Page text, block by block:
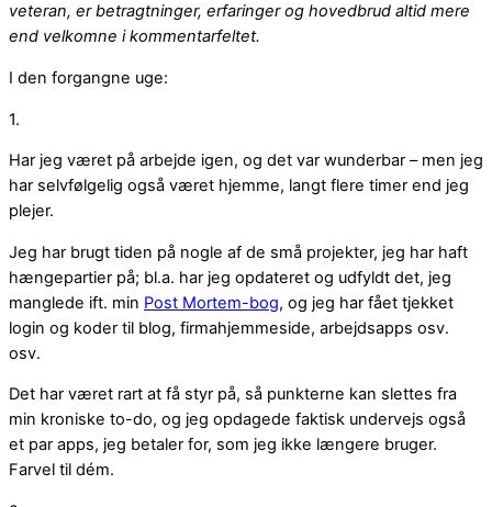
veteran, er betragtninger, erfaringer og hovedbrud altid mere
end velkomne i kommentarfeltet.
I den forgangne uge:
1.
Har jeg været på arbejde igen, og det var wunderbar – men jeg
har selvfølgelig også været hjemme, langt flere timer end jeg
plejer.
Jeg har brugt tiden på nogle af de små projekter, jeg har haft
hængepartier på; bl.a. har jeg opdateret og udfyldt det, jeg
manglede ift. min Post Mortem-bog, og jeg har fået tjekket
login og koder til blog, firmahjemmeside, arbejdsapps osv.
osv.
Det har været rart at få styr på, så punkterne kan slettes fra
min kroniske to-do, og jeg opdagede faktisk undervejs også
et par apps, jeg betaler for, som jeg ikke længere bruger.
Farvel til dém.